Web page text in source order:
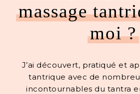
massage
moi ?
J’ai découvert, pratiqué et
tantrique avec de
incontournables du tantra